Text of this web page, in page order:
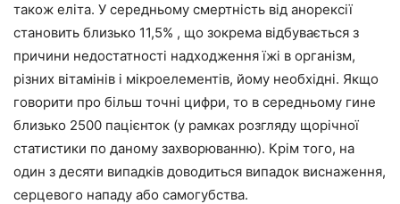
також еліта. У середньому смертність від анорексії
становить близько 11,5% , що зокрема відбувається з
причини недостатності надходження їжі в організм,
різних вітамінів і мікроелементів, йому необхідні. Якщо
говорити про більш точні цифри, то в середньому гине
близько 2500 пацієнток (у рамках розгляду щорічної
статистики по даному захворюванню). Крім того, на
один з десяти випадків доводиться випадок виснаження,
серцевого нападу або самогубства.